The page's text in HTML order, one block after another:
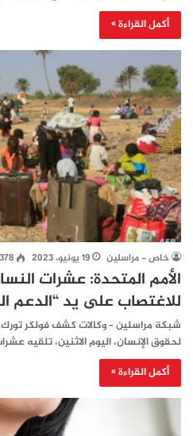
أكمل القراءة »
خاص - مراسلين 19 يونيو، 2023 378
الأمم المتحدة: عشرات
للاغتصاب على يد “الدعم
شبكة مراسلين – وكالات كشف فولكر
لحقوق الإنسان، اليوم الاثنين، تلقيه
أكمل القراءة »